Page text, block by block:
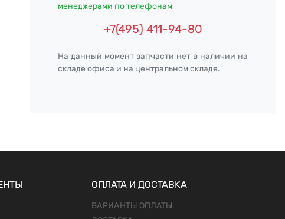
менеджерами по телефонам
+7(495) 411-94-80
На данный момент запчасти нет в наличии на
складе офиса и на центральном складе.
ОПЛАТА И ДОСТАВКА
ВАРИАНТЫ ОПЛАТЫ